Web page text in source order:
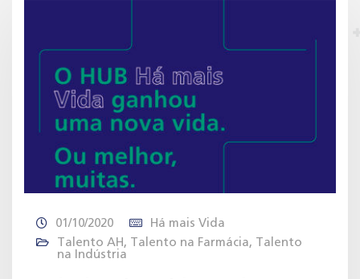
01/10/2020
Há mais Vida
Talento AH , Talento na Farmácia, Talento
na Indústria